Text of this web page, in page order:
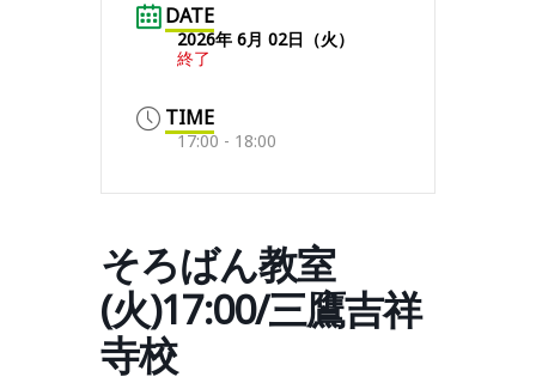
DATE
2026年 6月 02日（火）
終了
TIME
17:00 - 18:00
そろばん教室
(火)17:00/三鷹吉祥
寺校